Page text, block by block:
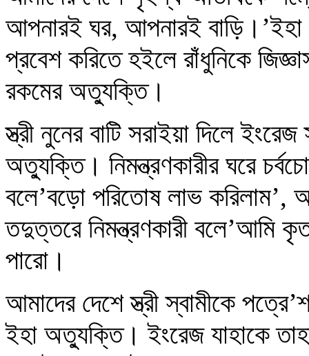
আপনারই ঘর, আপনারই বাড়ি।’ইহা
প্রবেশ করিতে হইলে রাঁধুনিকে
রকমের অত্যুক্তি।
স্ত্রী নুনের বাটি সরাইয়া দিলে
অত্যুক্তি। নিমন্ত্রণকারীর ঘরে
বলে’বড়ো পরিতোষ লাভ করিলাম’,
তদুত্তরে নিমন্ত্রণকারী বলে’আমি
পারো।
আমাদের দেশে স্ত্রী স্বামীকে
ইহা অত্যুক্তি। ইংরেজ যাহাকে